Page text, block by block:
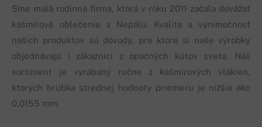
Sme malá rodinná firma, ktorá v roku 2011 začala dovážať
kašmírové oblečenie z Nepálu. Kvalita a výnimočnosť
našich produktov sú dôvody, pre ktoré si naše výrobky
objednávajú i zákazníci z opačných kútov sveta. Náš
sortiment je vyrábaný ručne z kašmírových vlákien,
ktorých hrúbka strednej hodnoty priemeru je nižšia ako
0,0155 mm.